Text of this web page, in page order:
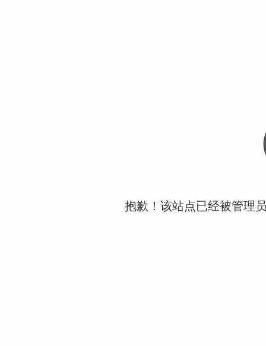
抱歉！该站点已经被管理